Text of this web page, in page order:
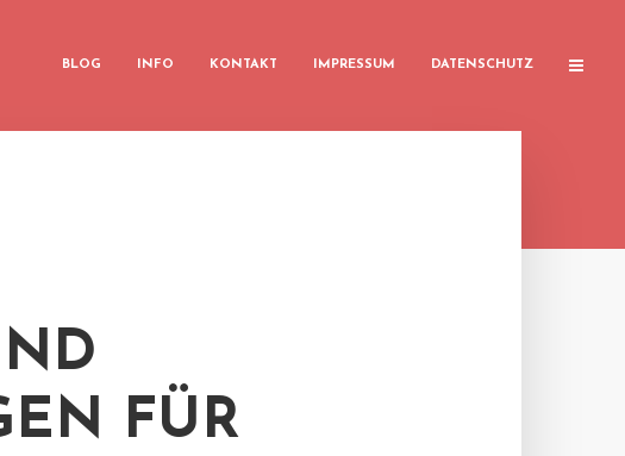
BLOG INFO KONTAKT IMPRESSUM DATENSCHUTZ
FÜR